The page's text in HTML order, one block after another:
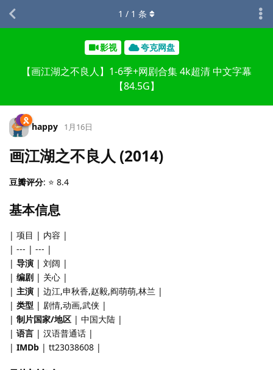
影视 夸克网盘
【画江湖之不良人】1-6季+网剧合集 4k超清 中文字幕
【84.5G】
1 / 1 条
happy 1月16日
画江湖之不良人 (2014)
豆瓣评分: ⭐ 8.4
基本信息
| 项目 | 内容 |
| --- | --- |
| 导演 | 刘阔 |
| 编剧 | 关心 |
| 主演 | 边江,申秋香,赵毅,阎萌萌,林兰 |
| 类型 | 剧情,动画,武侠 |
| 制片国家/地区 | 中国大陆 |
| 语言 | 汉语普通话 |
| IMDb | tt23038608 |